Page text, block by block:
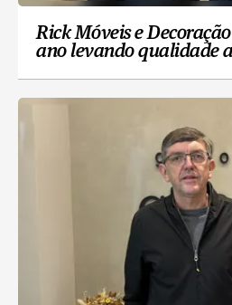
Rick Móveis e
ano levando qualidade